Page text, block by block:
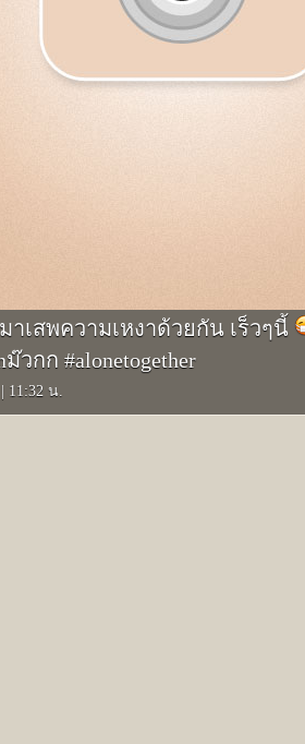
าเสพความเหงาด้วยกัน เร็วๆนี้
ม๊วกก #alonetogether
11:32 น.